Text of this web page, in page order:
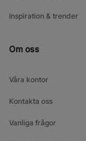
Inspiration & trender
Om oss
Våra kontor
Kontakta oss
Vanliga frågor